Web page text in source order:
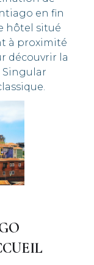
en fin
hôtel situé
à proximité
découvrir la
Singular